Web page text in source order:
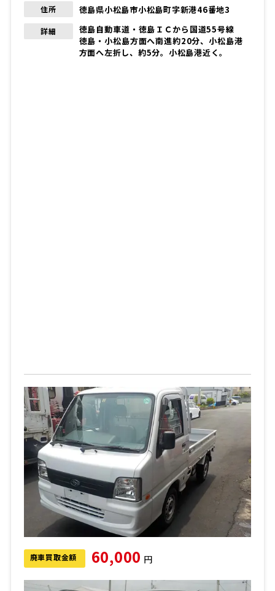
住所 徳島県小松島市小松島町字新港46番地3
詳細
徳島自動車道・徳島ＩＣから国道55号線
徳島・小松島方面へ南進約20分、小松島港
方面へ左折し、約5分。小松島港近く。
廃車買取金額 60,000 円